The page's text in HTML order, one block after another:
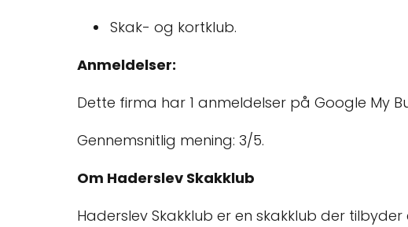
Skak- og kortklub.
Anmeldelser:
Dette firma har 1 anmeldelser på Google My
Gennemsnitlig mening: 3/5.
Om Haderslev Skakklub
Haderslev Skakklub er en skakklub der